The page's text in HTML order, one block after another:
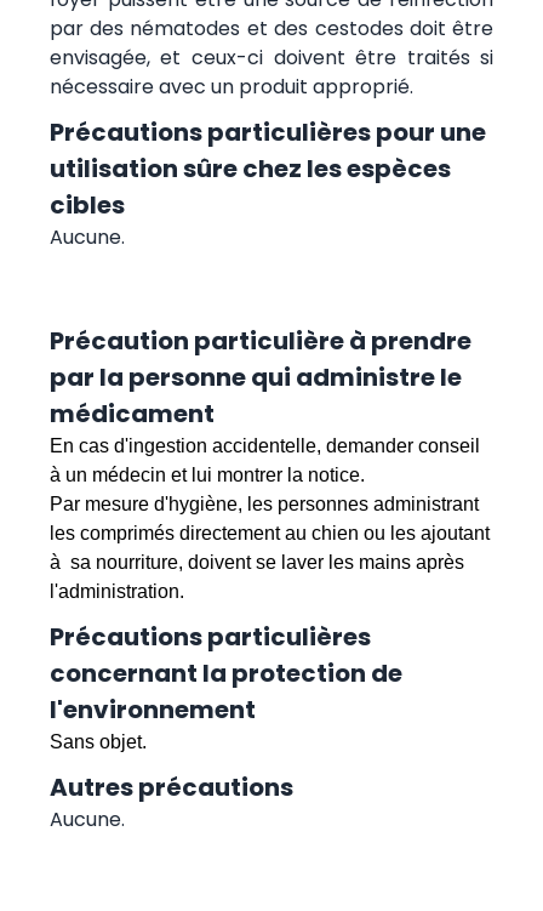
par des nématodes et des cestodes doit être
envisagée, et ceux-ci doivent être traités si
nécessaire avec un produit approprié.
Précautions particulières pour une
utilisation sûre chez les espèces
cibles
Aucune.
Précaution particulière à prendre
par la personne qui administre le
médicament
En cas d'ingestion accidentelle, demander conseil
à un médecin et lui montrer la notice.
Par mesure d'hygiène, les personnes administrant
les comprimés directement au chien ou les ajoutant
à sa nourriture, doivent se laver les mains après
l'administration.
Précautions particulières
concernant la protection de
l'environnement
Sans objet.
Autres précautions
Aucune.